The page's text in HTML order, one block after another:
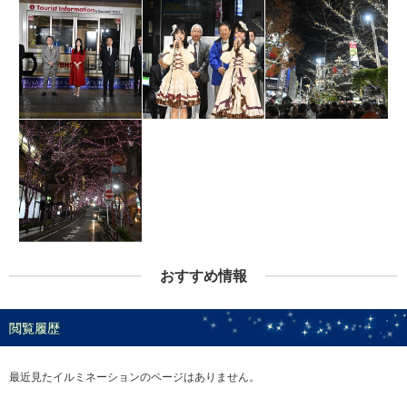
おすすめ情報
閲覧履歴
最近見たイルミネーションのページはありません。